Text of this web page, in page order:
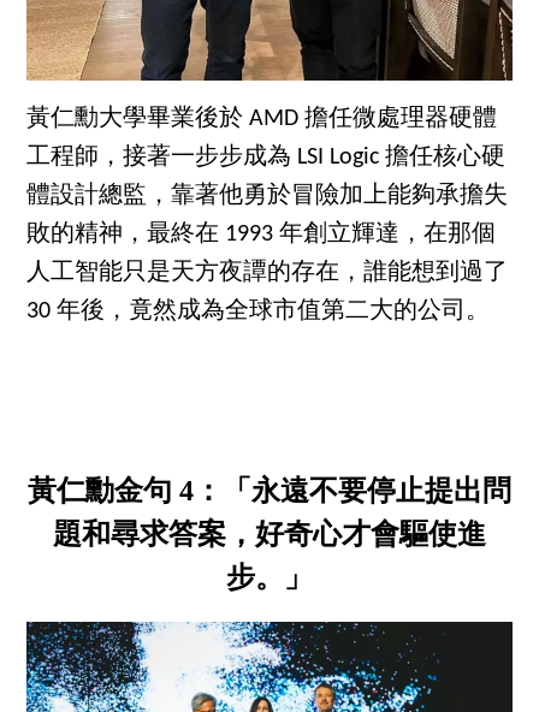
黃仁勳大學畢業後於 AMD 擔任微處理器硬體
工程師，接著一步步成為 LSI Logic 擔任核心硬
體設計總監，靠著他勇於冒險加上能夠承擔失
敗的精神，最終在 1993 年創立輝達，在那個
人工智能只是天方夜譚的存在，誰能想到過了
30 年後，竟然成為全球市值第二大的公司。
黃仁勳金句 4：「永遠不要停止提出問
題和尋求答案，好奇心才會驅使進
步。」